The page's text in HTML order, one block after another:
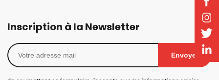
Inscription à la Newsletter
Envoyer